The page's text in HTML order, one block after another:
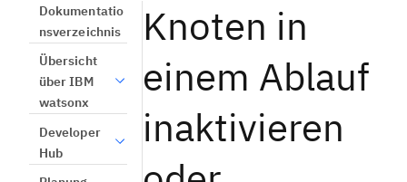
Dokumentatio
nsverzeichnis
Übersicht
über IBM
watsonx
Developer
Hub
Knoten in
einem Ablauf
inaktivieren